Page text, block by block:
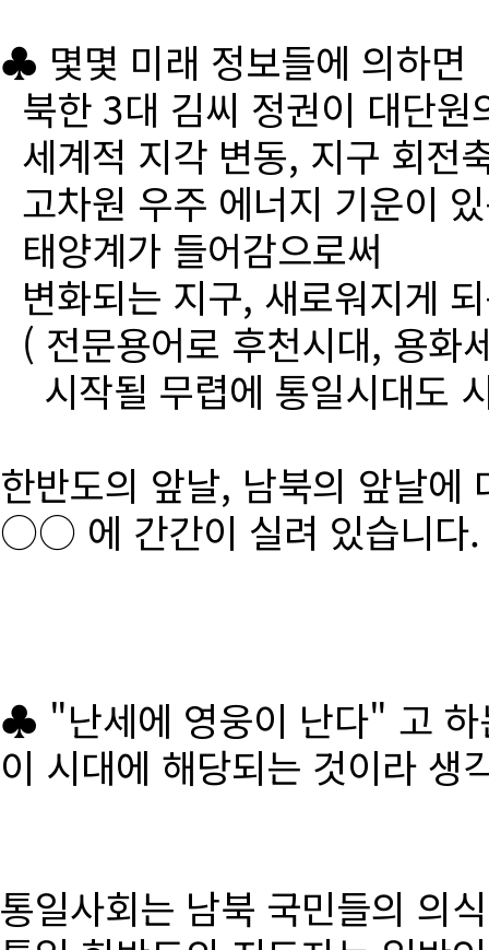
♣ 몇몇 미래 정보들에 의하면
북한 3대 김씨 정권이 대단
세계적 지각 변동, 지구 회전
고차원 우주 에너지 기운이
태양계가 들어감으로써
변화되는 지구, 새로워지게
( 전문용어로 후천시대, 용화
시작될 무렵에 통일시대도
한반도의 앞날, 남북의 앞날에
○○ 에 간간이 실려 있습니다.
♣ "난세에 영웅이 난다" 고 하
이 시대에 해당되는 것이라 생
통일사회는 남북 국민들의 의